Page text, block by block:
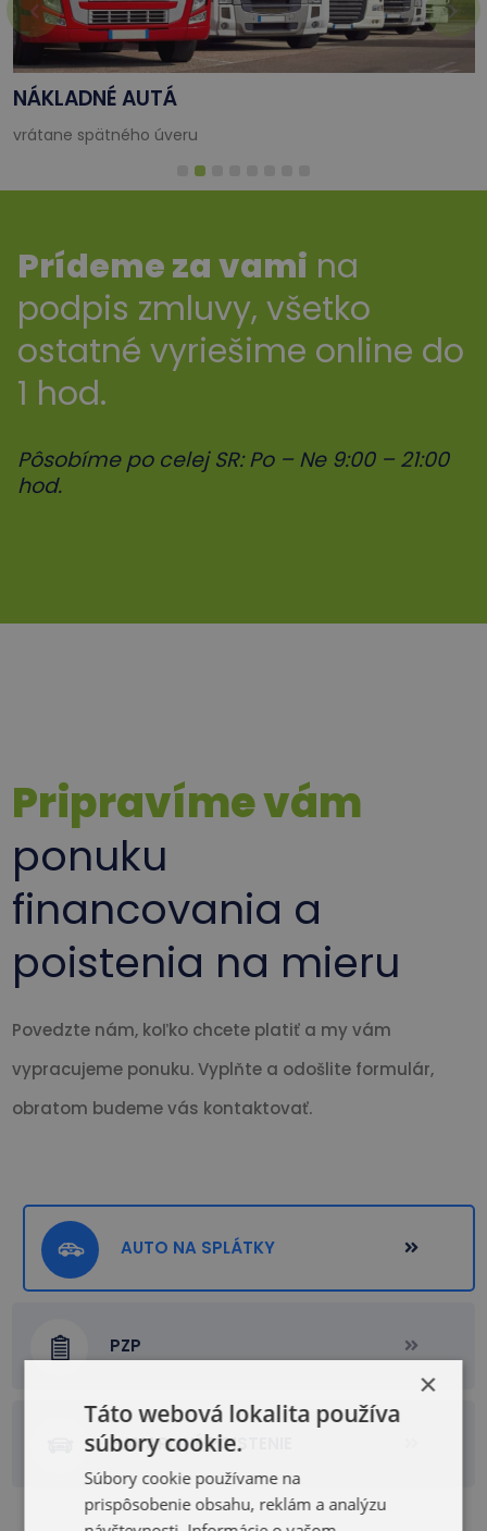
NÁKLADNÉ AUTÁ
vrátane spätného úveru
Prídeme za vami na
podpis zmluvy, všetko
ostatné vyriešime online do
1 hod.
Pôsobíme po celej SR: Po – Ne 9:00 – 21:00
hod.
Pripravíme vám
ponuku
financovania a
poistenia na mieru
Povedzte nám, koľko chcete platiť a my vám
vypracujeme ponuku. Vyplňte a odošlite formulár,
obratom budeme vás kontaktovať.
AUTO NA SPLÁTKY
PZP
HAVARIJNÉ POISTENIE
×
Táto webová lokalita používa
súbory cookie.
Súbory cookie používame na
prispôsobenie obsahu, reklám a analýzu